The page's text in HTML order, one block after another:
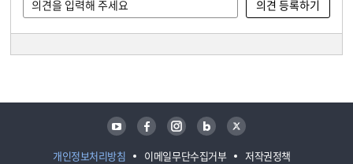
개인정보처리방침 이메일무단수집거부 저작권정책
유튜브 페이스북 인스타그램 블로그 트위터